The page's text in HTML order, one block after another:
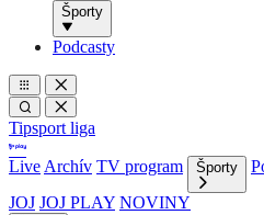
Športy
Podcasty
Tipsport liga
Live Archív TV program Športy
JOJ JOJ PLAY NOVINY